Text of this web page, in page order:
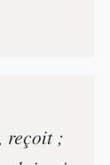
reçoit ;